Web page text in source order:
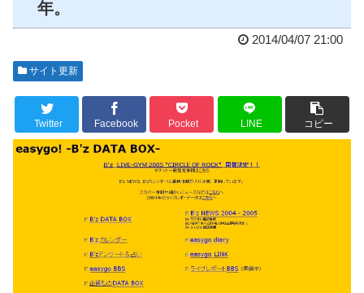
年。
2014/04/07 21:00
サイト更新
Twitter Facebook Pocket LINE コピー